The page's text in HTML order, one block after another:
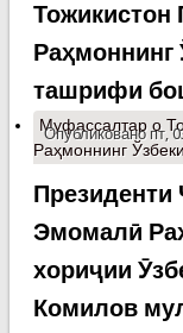
Раҳмоннинг
ташрифи
Опубликовано пт,
Муфассалтаро
Раҳмоннинг
Президенти
Эмомалӣ
хориҷии
Комилов